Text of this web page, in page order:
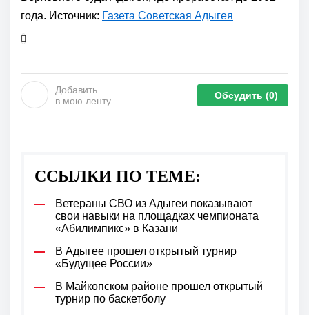
года. Источник: Газета Советская Адыгея
Добавить
в мою ленту
Обсудить (0)
ССЫЛКИ ПО ТЕМЕ:
Ветераны СВО из Адыгеи показывают
свои навыки на площадках чемпионата
«Абилимпикс» в Казани
В Адыгее прошел открытый турнир
«Будущее России»
В Майкопском районе прошел открытый
турнир по баскетболу